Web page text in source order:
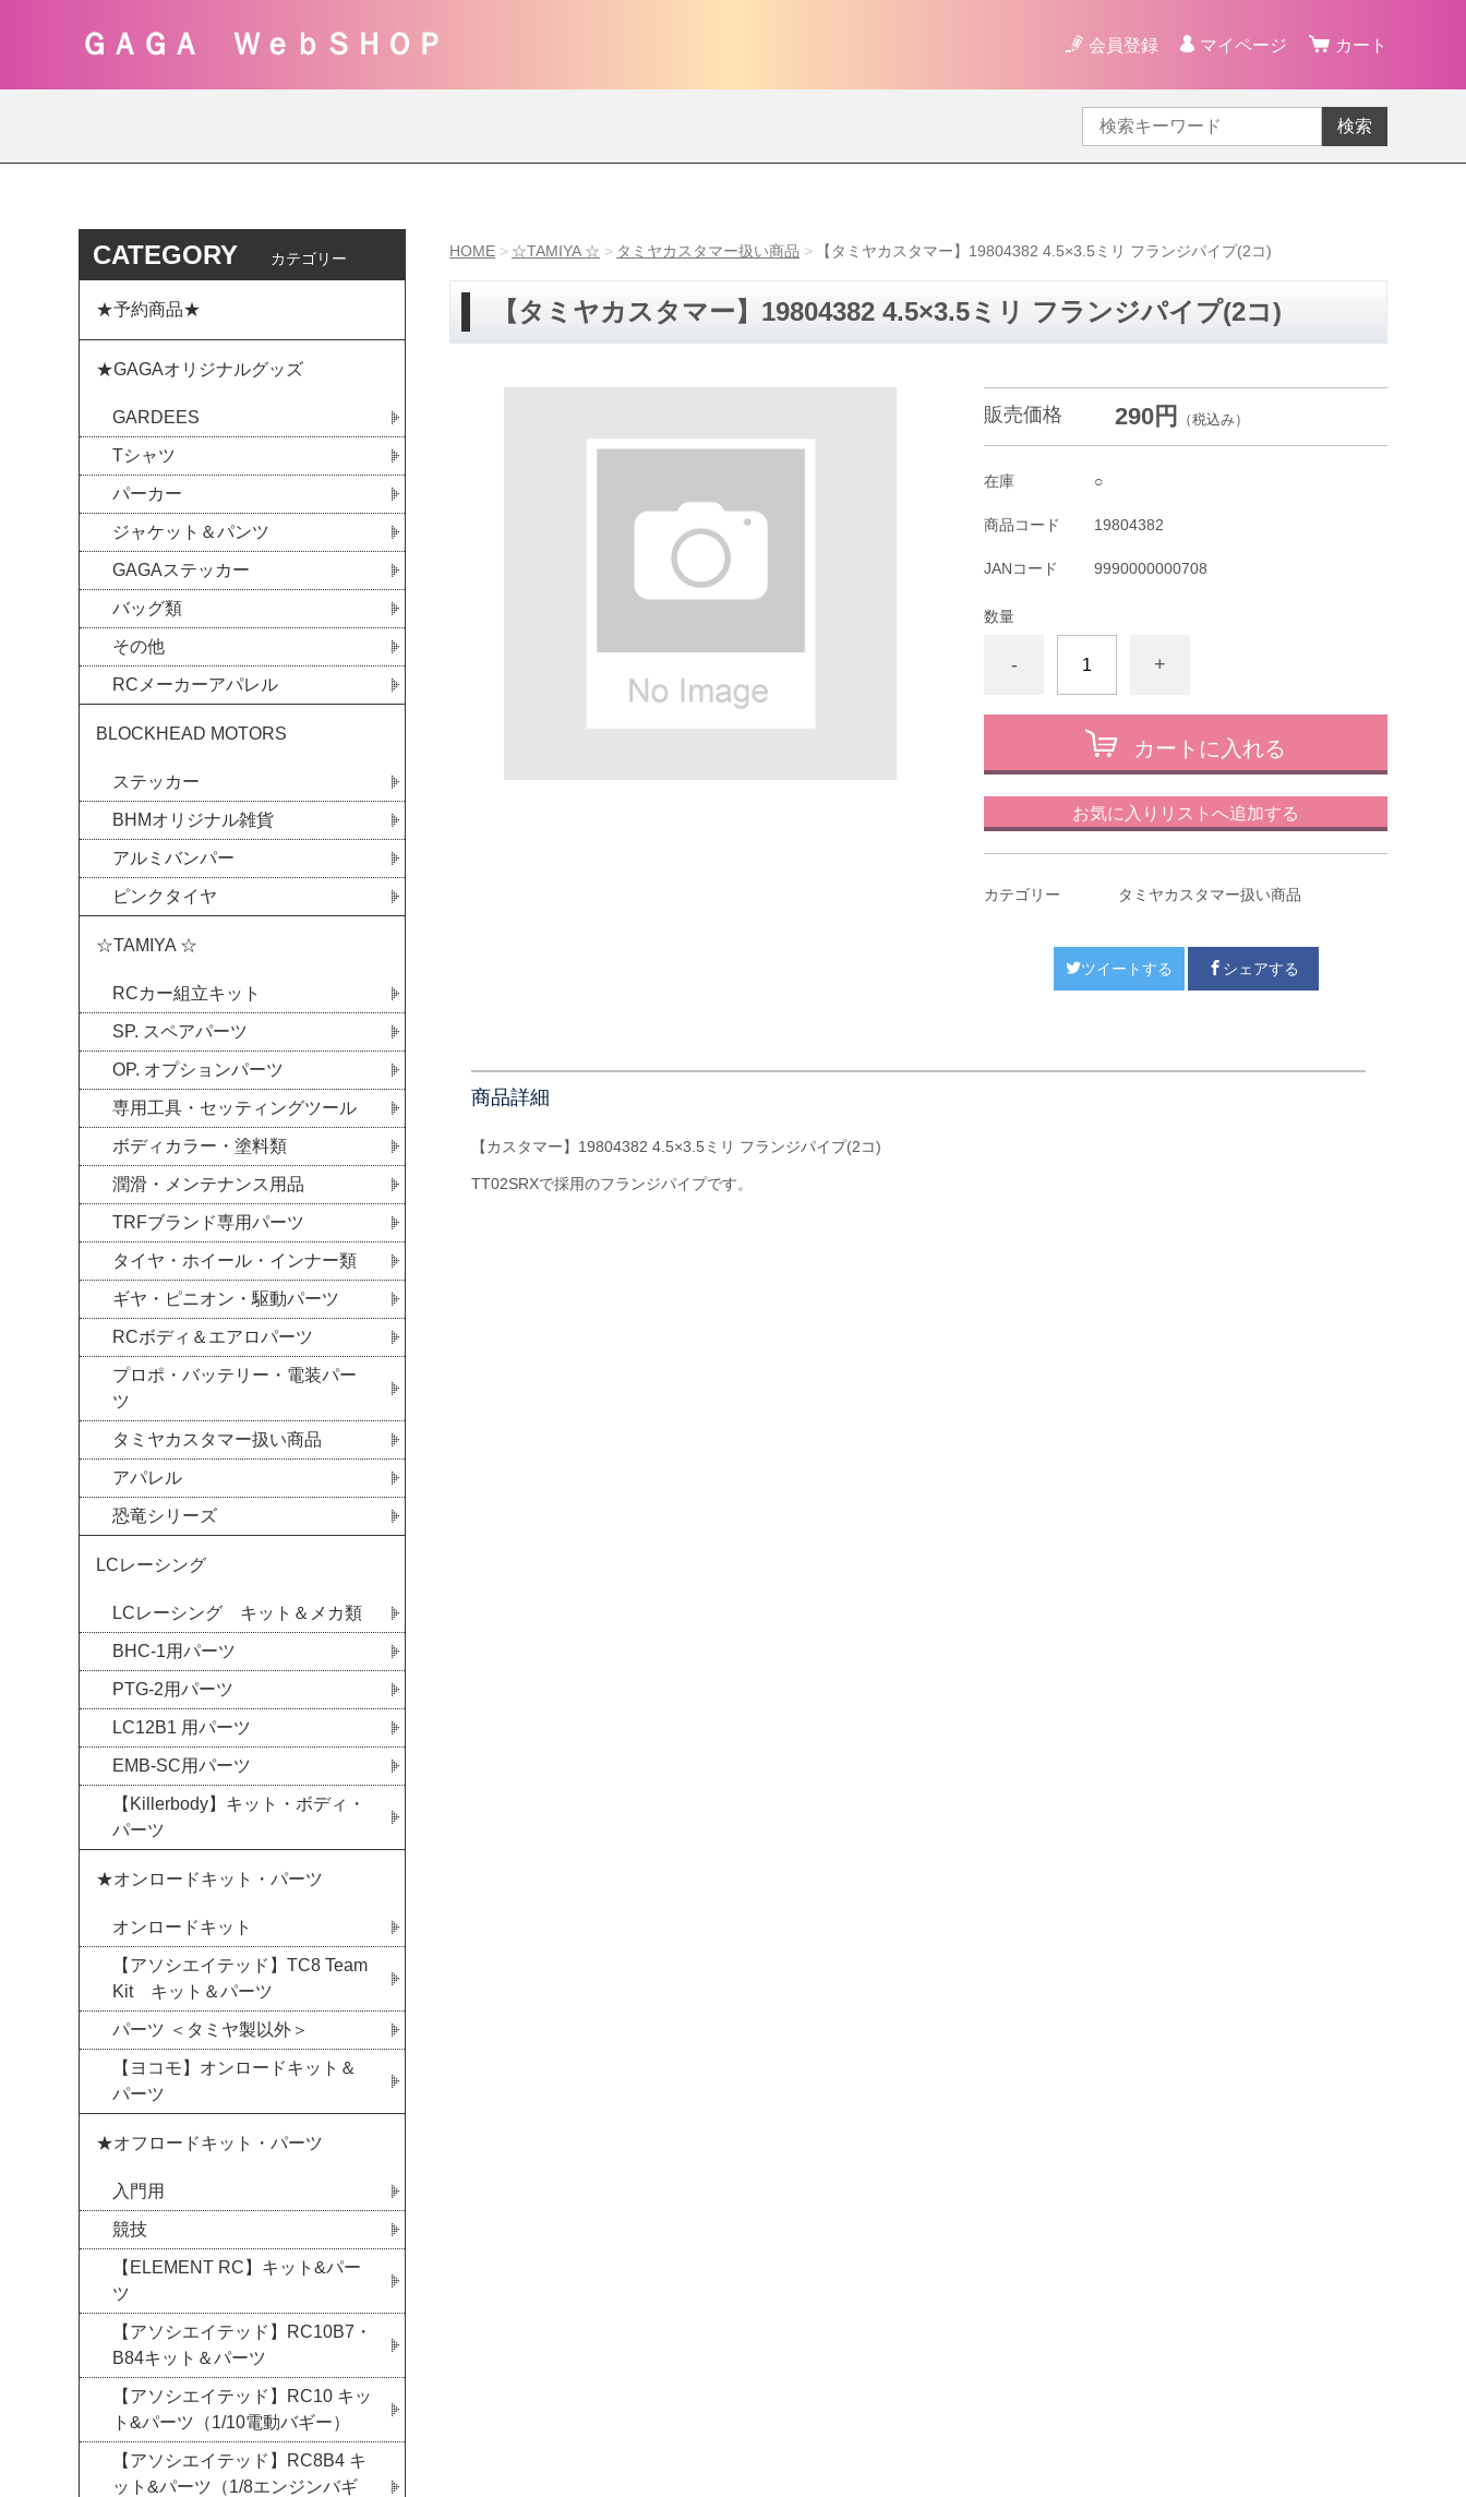
ＧＡＧＡ ＷｅｂＳＨＯＰ 会員登録 マイページ カート
検索
HOME ☆TAMIYA ☆ タミヤカスタマー扱い商品 【タミヤカスタマー】19804382 4.5×3.5ミリ フランジパイプ(2コ)
【タミヤカスタマー】19804382 4.5×3.5ミリ フランジパイプ(2コ)
販売価格 290円 （税込み）
在庫 ○
商品コード 19804382
JANコード 9990000000708
数量
- +
カートに入れる
お気に入りリストへ追加する
カテゴリー タミヤカスタマー扱い商品
ツイートする シェアする
商品詳細
【カスタマー】19804382 4.5×3.5ミリ フランジパイプ(2コ)
TT02SRXで採用のフランジパイプです。
CATEGORY カテゴリー
★予約商品★
★GAGAオリジナルグッズ
GARDEES
Tシャツ
パーカー
ジャケット＆パンツ
GAGAステッカー
バッグ類
その他
RCメーカーアパレル
BLOCKHEAD MOTORS
ステッカー
BHMオリジナル雑貨
アルミバンパー
ピンクタイヤ
☆TAMIYA ☆
RCカー組立キット
SP. スペアパーツ
OP. オプションパーツ
専用工具・セッティングツール
ボディカラー・塗料類
潤滑・メンテナンス用品
TRFブランド専用パーツ
タイヤ・ホイール・インナー類
ギヤ・ピニオン・駆動パーツ
RCボディ＆エアロパーツ
プロポ・バッテリー・電装パー
ツ
タミヤカスタマー扱い商品
アパレル
恐竜シリーズ
LCレーシング
LCレーシング キット＆メカ類
BHC-1用パーツ
PTG-2用パーツ
LC12B1 用パーツ
EMB-SC用パーツ
【Killerbody】キット・ボディ・
パーツ
★オンロードキット・パーツ
オンロードキット
【アソシエイテッド】TC8 Team
Kit キット＆パーツ
パーツ ＜タミヤ製以外＞
【ヨコモ】オンロードキット＆
パーツ
★オフロードキット・パーツ
入門用
競技
【ELEMENT RC】キット&パー
ツ
【アソシエイテッド】RC10B7・
B84キット＆パーツ
【アソシエイテッド】RC10 キッ
ト&パーツ（1/10電動バギー）
【アソシエイテッド】RC8B4 キ
ット&パーツ（1/8エンジンバギ